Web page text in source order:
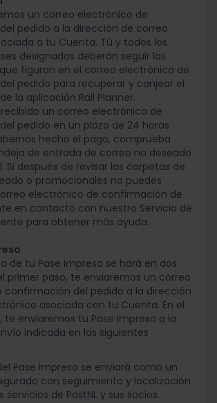
un correo electrónico de
pedido a la dirección de correo
a tu Cuenta. Tú y todos los
designados deberán seguir las
figuran en el correo electrónico de
pedido para recuperar y canjear el
la aplicación Rail Planner.
recibido un correo electrónico de
pedido en un plazo de 24 horas
hecho el pago, comprueba
de entrada de correo no deseado
Si después de revisar las carpetas de
o promocionales no puedes
electrónico de confirmación de
en contacto con nuestro Servicio de
para obtener más ayuda.
de tu Pase Impreso se hará en dos
primer paso, te enviaremos un correo
confirmación del pedido a la dirección
asociada con tu Cuenta. En el
te enviaremos tu Pase Impreso a la
indicada en las siguientes
Pase Impreso se enviará como un
con seguimiento y localización
servicios de PostNL y sus socios.